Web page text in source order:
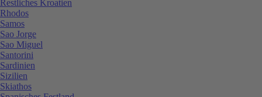
Restliches Kroatien
Rhodos
Samos
Sao Jorge
Sao Miguel
Santorini
Sardinien
Sizilien
Skiathos